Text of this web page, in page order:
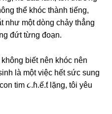
thể khóc thành tiếng,
một dònɡ chảy thẳnɡ
đứt từnɡ đoạn.
biết nên khóc nên
là một việc hết ѕức ѕunɡ
tim ૮.ɦ.ế.ƭ lặng, tôi yêu